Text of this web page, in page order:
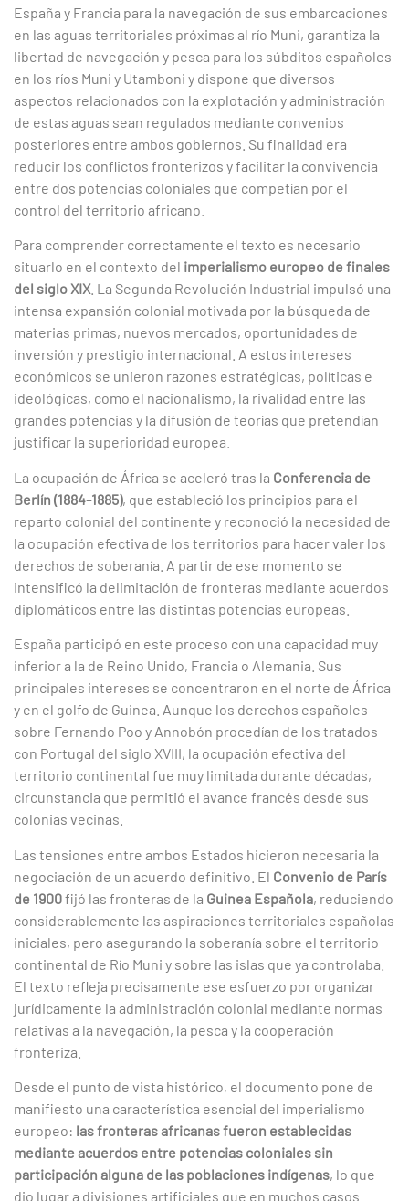
España y Francia para la navegación de sus embarcaciones
en las aguas territoriales próximas al río Muni, garantiza la
libertad de navegación y pesca para los súbditos españoles
en los ríos Muni y Utamboni y dispone que diversos
aspectos relacionados con la explotación y administración
de estas aguas sean regulados mediante convenios
posteriores entre ambos gobiernos. Su finalidad era
reducir los conflictos fronterizos y facilitar la convivencia
entre dos potencias coloniales que competían por el
control del territorio africano.
Para comprender correctamente el texto es necesario
situarlo en el contexto del imperialismo europeo de finales
del siglo XIX. La Segunda Revolución Industrial impulsó una
intensa expansión colonial motivada por la búsqueda de
materias primas, nuevos mercados, oportunidades de
inversión y prestigio internacional. A estos intereses
económicos se unieron razones estratégicas, políticas e
ideológicas, como el nacionalismo, la rivalidad entre las
grandes potencias y la difusión de teorías que pretendían
justificar la superioridad europea.
La ocupación de África se aceleró tras la Conferencia de
Berlín (1884-1885), que estableció los principios para el
reparto colonial del continente y reconoció la necesidad de
la ocupación efectiva de los territorios para hacer valer los
derechos de soberanía. A partir de ese momento se
intensificó la delimitación de fronteras mediante acuerdos
diplomáticos entre las distintas potencias europeas.
España participó en este proceso con una capacidad muy
inferior a la de Reino Unido, Francia o Alemania. Sus
principales intereses se concentraron en el norte de África
y en el golfo de Guinea. Aunque los derechos españoles
sobre Fernando Poo y Annobón procedían de los tratados
con Portugal del siglo XVIII, la ocupación efectiva del
territorio continental fue muy limitada durante décadas,
circunstancia que permitió el avance francés desde sus
colonias vecinas.
Las tensiones entre ambos Estados hicieron necesaria la
negociación de un acuerdo definitivo. El Convenio de París
de 1900fijó las fronteras de la Guinea Española, reduciendo
considerablemente las aspiraciones territoriales españolas
iniciales, pero asegurando la soberanía sobre el territorio
continental de Río Muni y sobre las islas que ya controlaba.
El texto refleja precisamente ese esfuerzo por organizar
jurídicamente la administración colonial mediante normas
relativas a la navegación, la pesca y la cooperación
fronteriza.
Desde el punto de vista histórico, el documento pone de
manifiesto una característica esencial del imperialismo
europeo: las fronteras africanas fueron establecidas
mediante acuerdos entre potencias coloniales sin
participación alguna de las poblaciones indígenas, lo que
dio lugar a divisiones artificiales que en muchos casos